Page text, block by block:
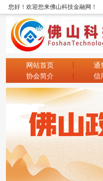
您好！欢迎您来佛山科技金融网！
网站首页 通
协会简介
信